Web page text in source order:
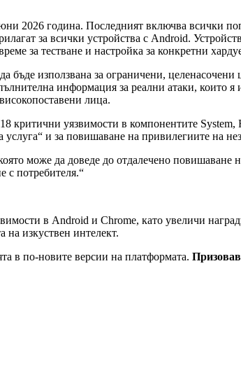
2026 година. Последният включва всички
за всички устройства с Android.
за тестване и настройка за конкретни
използвана за ограничени, целенасочени
информация за реални атаки, които
лица.
критични уязвимости в компонентите
и за повишаване на привилегиите на
може да доведе до отдалечено повишаване
с потребителя.“
в Android и Chrome, като увеличи
изкуствен интелект.
в по-новите версии на платформата.